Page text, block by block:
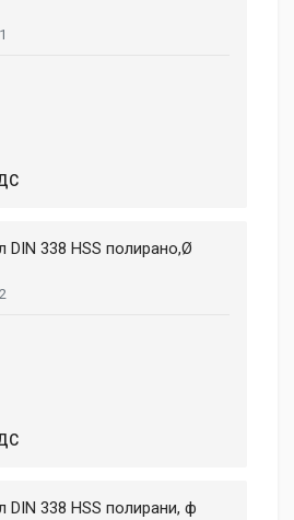
DIN 338 HSS полирано,Ø
DIN 338 HSS полирани, ф